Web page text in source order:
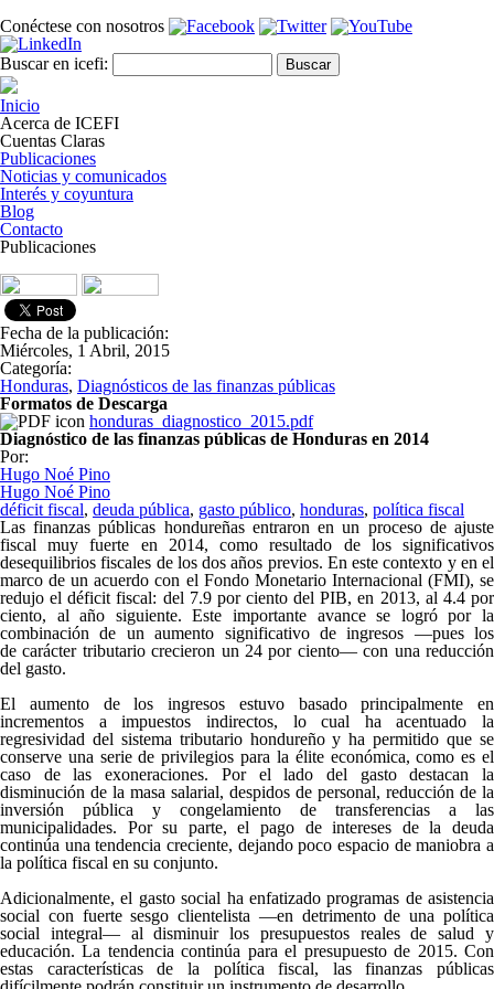
Conéctese con nosotros
Formulario de búsqueda
Buscar en icefi:
Inicio
Acerca de ICEFI
Cuentas Claras
Publicaciones
Noticias y comunicados
Interés y coyuntura
Blog
Contacto
Publicaciones
Fecha de la publicación:
Miércoles, 1 Abril, 2015
Categoría:
Honduras, Diagnósticos de las finanzas públicas
Formatos de Descarga
honduras_diagnostico_2015.pdf
Diagnóstico de las finanzas públicas de Honduras en 2014
Por:
Hugo Noé Pino
Hugo Noé Pino
déficit fiscal, deuda pública, gasto público, honduras, política fiscal
Las finanzas públicas hondureñas entraron en un proceso de ajuste
fiscal muy fuerte en 2014, como resultado de los significativos
desequilibrios fiscales de los dos años previos. En este contexto y en el
marco de un acuerdo con el Fondo Monetario Internacional (FMI), se
redujo el déficit fiscal: del 7.9 por ciento del PIB, en 2013, al 4.4 por
ciento, al año siguiente. Este importante avance se logró por la
combinación de un aumento significativo de ingresos —pues los
de carácter tributario crecieron un 24 por ciento— con una reducción
del gasto.
El aumento de los ingresos estuvo basado principalmente en
incrementos a impuestos indirectos, lo cual ha acentuado la
regresividad del sistema tributario hondureño y ha permitido que se
conserve una serie de privilegios para la élite económica, como es el
caso de las exoneraciones. Por el lado del gasto destacan la
disminución de la masa salarial, despidos de personal, reducción de la
inversión pública y congelamiento de transferencias a las
municipalidades. Por su parte, el pago de intereses de la deuda
continúa una tendencia creciente, dejando poco espacio de maniobra a
la política fiscal en su conjunto.
Adicionalmente, el gasto social ha enfatizado programas de asistencia
social con fuerte sesgo clientelista —en detrimento de una política
social integral— al disminuir los presupuestos reales de salud y
educación. La tendencia continúa para el presupuesto de 2015. Con
estas características de la política fiscal, las finanzas públicas